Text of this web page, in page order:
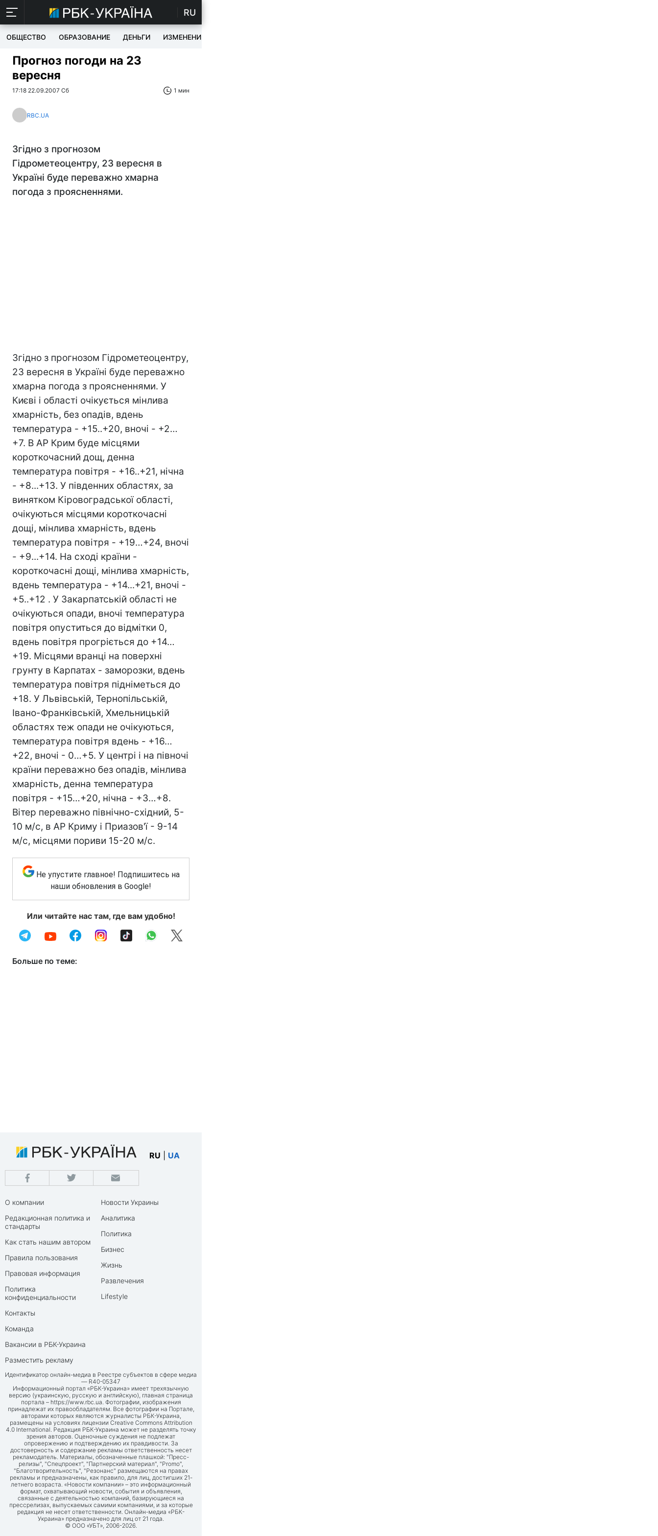
RU
ОБЩЕСТВО ОБРАЗОВАНИЕ ДЕНЬГИ ИЗМЕНЕНИЯ
Прогноз погоди на 23
вересня
17:18 22.09.2007 Сб 1 мин
RBC.UA
Згідно з прогнозом
Гідрометеоцентру, 23 вересня в
Україні буде переважно хмарна
погода з проясненнями.
Згідно з прогнозом Гідрометеоцентру,
23 вересня в Україні буде переважно
хмарна погода з проясненнями. У
Києві і області очікується мінлива
хмарність, без опадів, вдень
температура - +15..+20, вночі - +2…
+7. В АР Крим буде місцями
короткочасний дощ, денна
температура повітря - +16..+21, нічна
- +8...+13. У південних областях, за
винятком Кіровоградської області,
очікуються місцями короткочасні
дощі, мінлива хмарність, вдень
температура повітря - +19…+24, вночі
- +9...+14. На сході країни -
короткочасні дощі, мінлива хмарність,
вдень температура - +14...+21, вночі -
+5..+12 . У Закарпатській області не
очікуються опади, вночі температура
повітря опуститься до відмітки 0,
вдень повітря прогріється до +14…
+19. Місцями вранці на поверхні
грунту в Карпатах - заморозки, вдень
температура повітря підніметься до
+18. У Львівській, Тернопільській,
Івано-Франківській, Хмельницькій
областях теж опади не очікуються,
температура повітря вдень - +16…
+22, вночі - 0…+5. У центрі і на півночі
країни переважно без опадів, мінлива
хмарність, денна температура
повітря - +15…+20, нічна - +3…+8.
Вітер переважно північно-східний, 5-
10 м/с, в АР Криму і Приазов'ї - 9-14
м/с, місцями пориви 15-20 м/с.
Не упустите главное! Подпишитесь на
наши обновления в Google!
Или читайте нас там, где вам удобно!
Больше по теме:
RU UA
О компании
Редакционная политика и
стандарты
Как стать нашим автором
Правила пользования
Правовая информация
Политика
конфиденциальности
Контакты
Команда
Вакансии в РБК-Украина
Разместить рекламу
Новости Украины
Аналитика
Политика
Бизнес
Жизнь
Развлечения
Lifestyle
Идентификатор онлайн-медиа в Реестре субъектов в сфере медиа
— R40-05347
Информационный портал «РБК-Украина» имеет трехязычную
версию (украинскую, русскую и английскую), главная страница
портала – https://www.rbc.ua. Фотографии, изображения
принадлежат их правообладателям. Все фотографии на Портале,
авторами которых являются журналисты РБК-Украина,
размещены на условиях лицензии Creative Commons Attribution
4.0 International. Редакция РБК-Украина может не разделять точку
зрения авторов. Оценочные суждения не подлежат
опровержению и подтверждению их правдивости. За
достоверность и содержание рекламы ответственность несет
рекламодатель. Материалы, обозначенные плашкой: "Пресс-
релизы", "Спецпроект", "Партнерский материал", "Promo",
"Благотворительность", "Резонанс" размещаются на правах
рекламы и предназначены, как правило, для лиц, достигших 21-
летнего возраста. «Новости компании» – это информационный
формат, охватывающий новости, события и объявления,
связанные с деятельностью компаний, базирующиеся на
прессрелизах, выпускаемых самими компаниями, и за которые
редакция не несет ответственности. Онлайн-медиа «РБК-
Украина» предназначено для лиц от 21 года.
© ООО «УБТ», 2006-2026.